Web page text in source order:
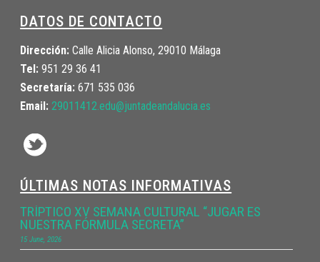
DATOS DE CONTACTO
Dirección: Calle Alicia Alonso, 29010 Málaga
Tel: 951 29 36 41
Secretaría: 671 535 036
Email: 29011412.edu@juntadeandalucia.es
ÚLTIMAS NOTAS INFORMATIVAS
TRÍPTICO XV SEMANA CULTURAL “JUGAR ES
NUESTRA FÓRMULA SECRETA”
15 June, 2026